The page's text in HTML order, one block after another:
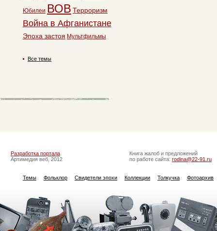
Юбилеи ВОВ Терроризм
Война в Афганистане
Эпоха застоя Мультфильмы
Все темы
Разработка портала
Артимедия веб, 2012
Книга жалоб и предложений
по работе сайта: rodina@22-91.ru
Темы Фольклор Свидетели эпохи Коллекции Толкучка Фотоархив